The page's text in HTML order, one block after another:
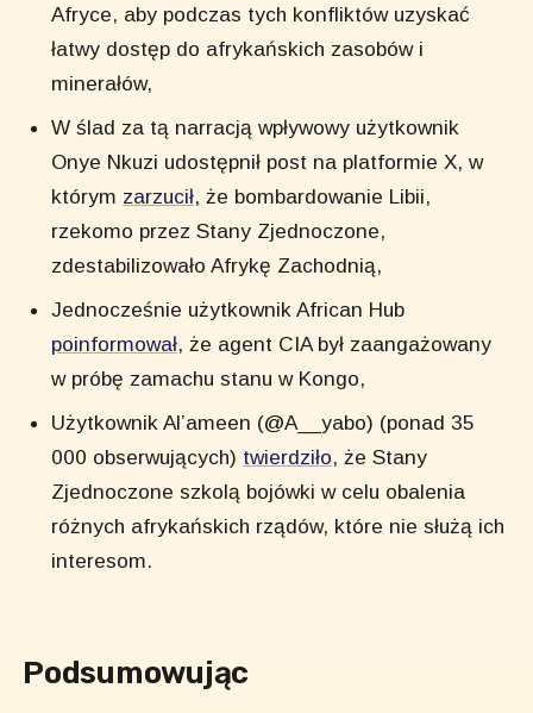
Afryce, aby podczas tych konfliktów uzyskać
łatwy dostęp do afrykańskich zasobów i
minerałów,
W ślad za tą narracją wpływowy użytkownik
Onye Nkuzi udostępnił post na platformie X, w
którym zarzucił, że bombardowanie Libii,
rzekomo przez Stany Zjednoczone,
zdestabilizowało Afrykę Zachodnią,
Jednocześnie użytkownik African Hub
poinformował, że agent CIA był zaangażowany
w próbę zamachu stanu w Kongo,
Użytkownik Al’ameen (@A__yabo) (ponad 35
000 obserwujących) twierdziło, że Stany
Zjednoczone szkolą bojówki w celu obalenia
różnych afrykańskich rządów, które nie służą ich
interesom.
Podsumowując